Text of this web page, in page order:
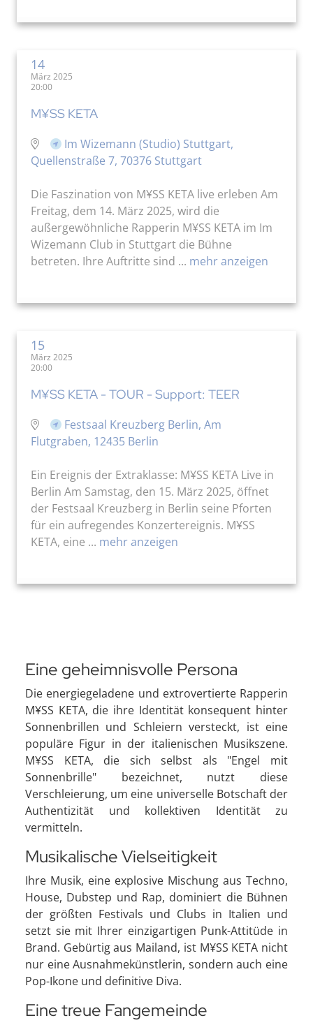
14
März 2025
20:00
M¥SS KETA
Im Wizemann (Studio) Stuttgart,
Quellenstraße 7, 70376 Stuttgart
Die Faszination von M¥SS KETA live erleben Am
Freitag, dem 14. März 2025, wird die
außergewöhnliche Rapperin M¥SS KETA im Im
Wizemann Club in Stuttgart die Bühne
betreten. Ihre Auftritte sind ... mehr anzeigen
15
März 2025
20:00
M¥SS KETA - TOUR - Support: TEER
Festsaal Kreuzberg Berlin, Am
Flutgraben, 12435 Berlin
Ein Ereignis der Extraklasse: M¥SS KETA Live in
Berlin Am Samstag, den 15. März 2025, öffnet
der Festsaal Kreuzberg in Berlin seine Pforten
für ein aufregendes Konzertereignis. M¥SS
KETA, eine ... mehr anzeigen
Eine geheimnisvolle Persona
Die energiegeladene und extrovertierte Rapperin
M¥SS KETA, die ihre Identität konsequent hinter
Sonnenbrillen und Schleiern versteckt, ist eine
populäre Figur in der italienischen Musikszene.
M¥SS KETA, die sich selbst als "Engel mit
Sonnenbrille" bezeichnet, nutzt diese
Verschleierung, um eine universelle Botschaft der
Authentizität und kollektiven Identität zu
vermitteln.
Musikalische Vielseitigkeit
Ihre Musik, eine explosive Mischung aus Techno,
House, Dubstep und Rap, dominiert die Bühnen
der größten Festivals und Clubs in Italien und
setzt sie mit Ihrer einzigartigen Punk-Attitüde in
Brand. Gebürtig aus Mailand, ist M¥SS KETA nicht
nur eine Ausnahmekünstlerin, sondern auch eine
Pop-Ikone und definitive Diva.
Eine treue Fangemeinde